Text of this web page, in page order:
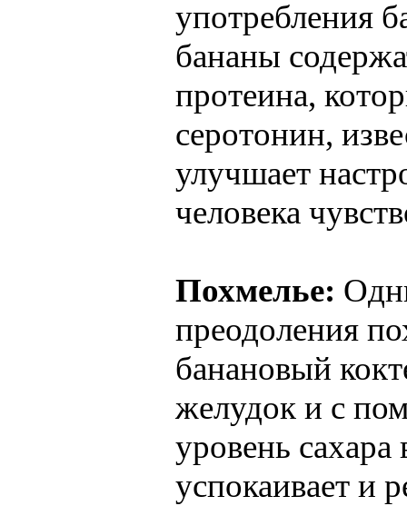
употребления
бананы
протеина,
серотонин,
улучшает
человека
Похмелье:
преодоления
банановый
желудок и с
уровень
успокаивает и